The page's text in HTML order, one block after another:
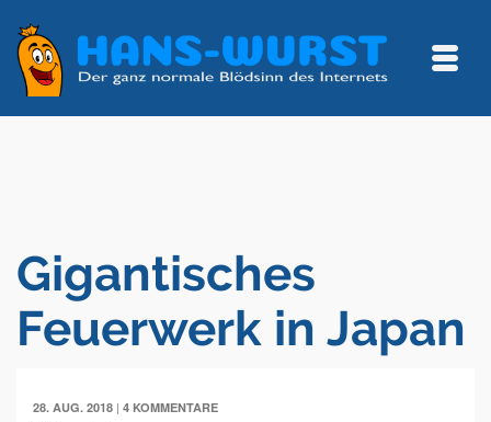
Gigantisches
Feuerwerk in Japan
28. AUG. 2018 | 4 KOMMENTARE